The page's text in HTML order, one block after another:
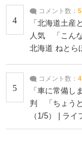
4
コメント数： 5
「北海道土産
人気 「こん
北海道 ねとら
5
コメント数： 4
「車に常備し
判 「ちょうど
（1/5） | ラ